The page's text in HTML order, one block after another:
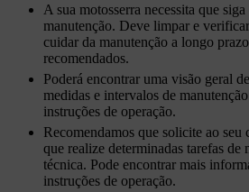
A sua motosserra necessita que
manutenção. Deve limpar e
cuidar da manutenção a longo
recomendados.
Poderá encontrar uma visão geral
medidas e intervalos de
instruções de operação.
Recomendamos que solicite ao
que realize determinadas tarefas de
técnica. Pode encontrar mais
instruções de operação.